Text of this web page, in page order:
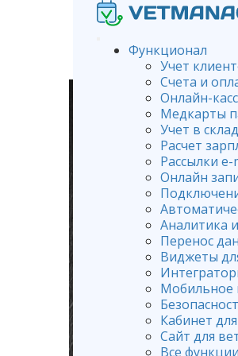
Функционал
Учет
Счета и
Онлайн-
Медкарты
Учет в
Расчет
Рассылки e-
Онлайн
Аналитика
Перенос
Виджеты
Мобильное
Кабинет
Сайт для
Все функции